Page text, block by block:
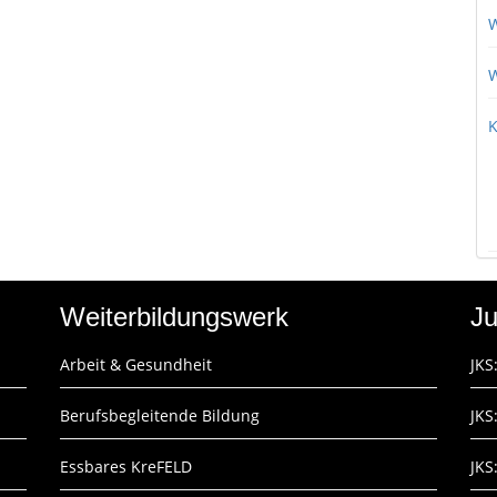
Weiterbildungswerk
Arbeit & Gesundheit
Berufsbegleitende Bildung
Essbares KreFELD